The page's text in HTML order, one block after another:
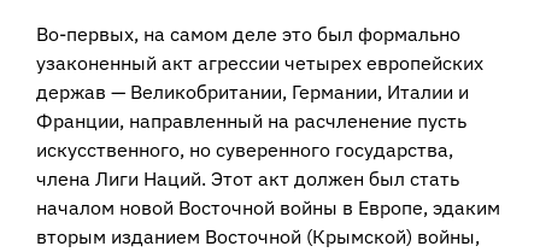
Во-первых, на самом деле это был формально
узаконенный акт агрессии четырех европейских
держав — Великобритании, Германии, Италии и
Франции, направленный на расчленение пусть
искусственного, но суверенного государства,
члена Лиги Наций. Этот акт должен был стать
началом новой Восточной войны в Европе, эдаким
вторым изданием Восточной (Крымской) войны,